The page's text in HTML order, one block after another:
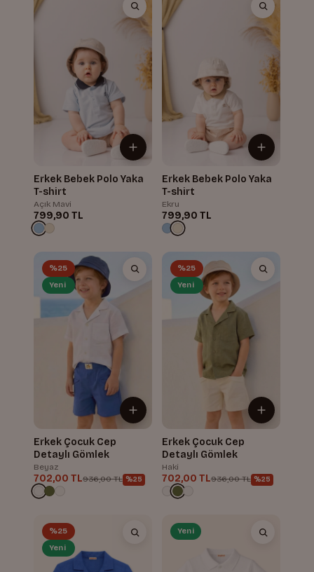
Erkek Bebek Polo Yaka
T-shirt
Açık Mavi
799,90 TL
Erkek Bebek Polo Yaka
T-shirt
Ekru
799,90 TL
%25
Yeni
Erkek Çocuk Cep
Detaylı Gömlek
Beyaz
702,00 TL936,00 TL %25
%25
Yeni
Erkek Çocuk Cep
Detaylı Gömlek
Haki
702,00 TL936,00 TL %25
%25
Yeni
Yeni